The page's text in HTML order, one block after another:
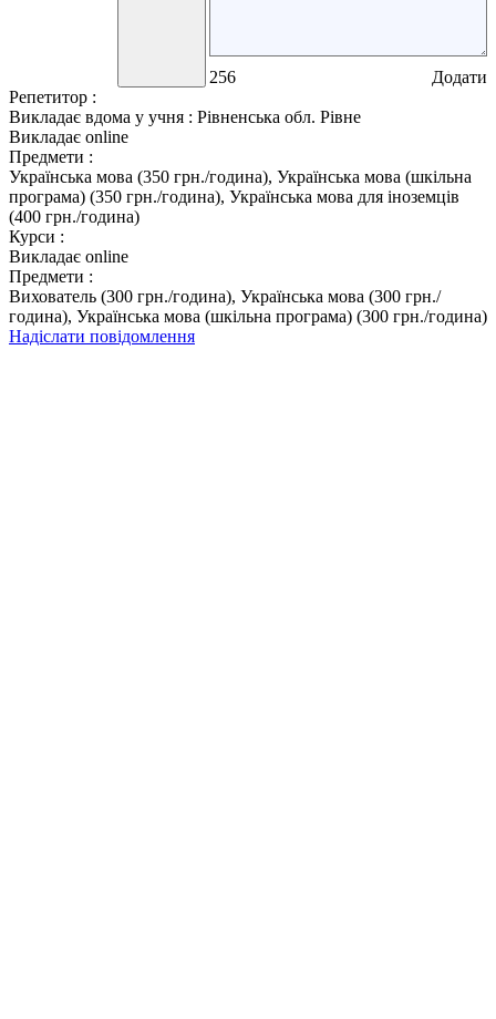
256
Додати
Репетитор :
Викладає вдома у учня : Рівненська обл. Рівне
Викладає online
Предмети :
Українська мова (350 грн./година), Українська мова (шкільна
програма) (350 грн./година), Українська мова для іноземців
(400 грн./година)
Курси :
Викладає online
Предмети :
Вихователь (300 грн./година), Українська мова (300 грн./
година), Українська мова (шкільна програма) (300 грн./година)
Надіслати повідомлення